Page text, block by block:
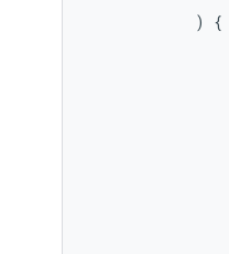
)
{